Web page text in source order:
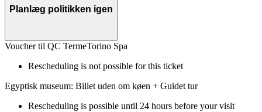
Planlæg politikken igen
Voucher til QC TermeTorino Spa
Rescheduling is not possible for this ticket
Egyptisk museum: Billet uden om køen + Guidet tur
Rescheduling is possible until 24 hours before your visit